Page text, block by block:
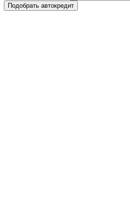
Подобрать автокредит